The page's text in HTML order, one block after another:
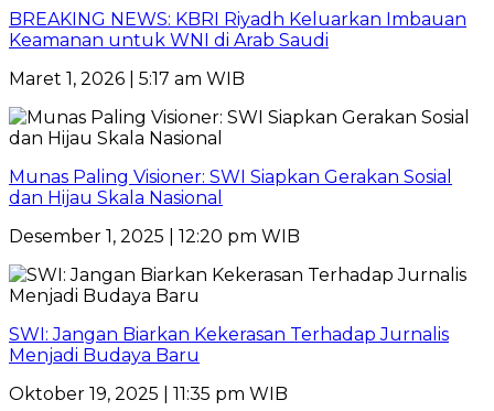
BREAKING NEWS: KBRI Riyadh Keluarkan Imbauan
Keamanan untuk WNI di Arab Saudi
Maret 1, 2026 | 5:17 am WIB
Munas Paling Visioner: SWI Siapkan Gerakan Sosial
dan Hijau Skala Nasional
Desember 1, 2025 | 12:20 pm WIB
SWI: Jangan Biarkan Kekerasan Terhadap Jurnalis
Menjadi Budaya Baru
Oktober 19, 2025 | 11:35 pm WIB